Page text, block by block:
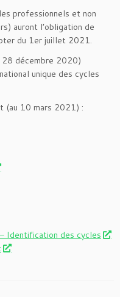
professionnels et non
auront l’obligation de
du 1er juillet 2021.
28 décembre 2020)
unique des cycles
(au 10 mars 2021) :
Identification des cycles